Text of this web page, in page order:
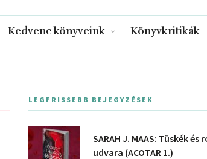
Kedvenc könyveink Könyvkritikák
LEGFRISSEBB BEJEGYZÉSEK
SARAH J. MAAS: Tüskék és
udvara (ACOTAR 1.)